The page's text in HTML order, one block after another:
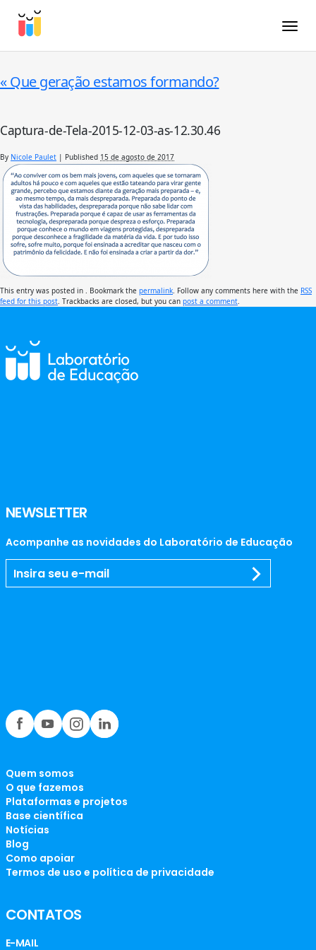
«Que geração estamos formando?
Captura-de-Tela-2015-12-03-as-12.30.46
By Nicole Paulet | Published 15 de agosto de 2017
This entry was posted in . Bookmark the permalink . Follow any comments here with the RSS
feed for this post . Trackbacks are closed, but you can post a comment
NEWSLETTER
Acompanhe as novidades do Laboratório de Educação
Quem somos
O que fazemos
Plataformas e projetos
Base científica
Notícias
Blog
Como apoiar
Termos de uso e política de privacidade
CONTATOS
E-MAIL